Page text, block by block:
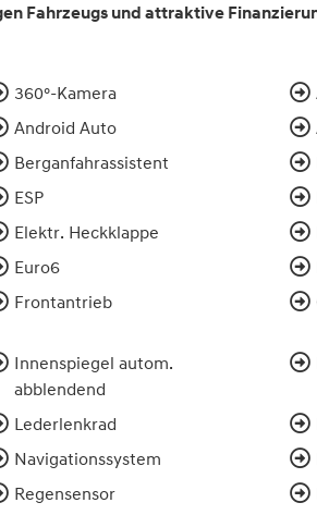
Fahrzeugs und attraktive
360°-Kamera
Android Auto
Berganfahrassistent
ESP
Elektr. Heckklappe
Euro6
Frontantrieb
Innenspiegel autom.
abblendend
Lederlenkrad
Navigationssystem
Regensensor